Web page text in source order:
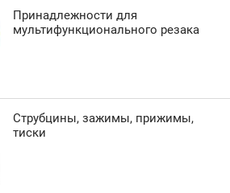
Принадлежности для
мультифункционального резака
Струбцины, зажимы, прижимы,
тиски